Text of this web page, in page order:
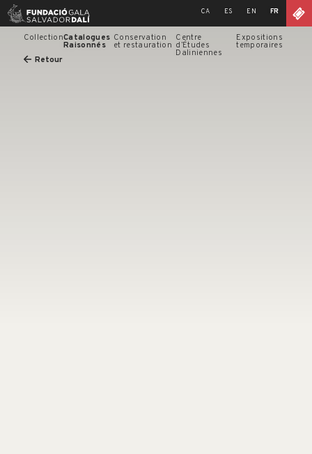
Skip
CA ES EN FR
CollectionCatalogues
Raisonnés
Conservation
et restauration
Centre
d’Études
Daliniennes
Expositions
temporaires
Retour